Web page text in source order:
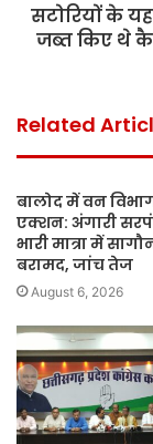
सटोरियों के
जब्त किए थे
Related
बालोद में वन
एक्शन: अंगारी
भारी मात्रा में
बरामद, जांच तेज
August 6, 2026